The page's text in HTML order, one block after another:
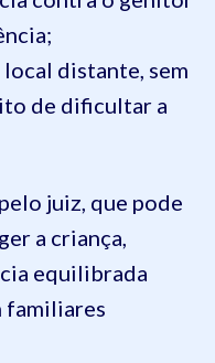
distante, sem
de dificultar a
juiz, que pode
a criança,
equilibrada
familiares